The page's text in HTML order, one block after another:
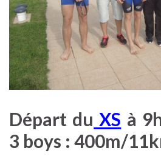
Départ du XS à
3 boys : 400m/